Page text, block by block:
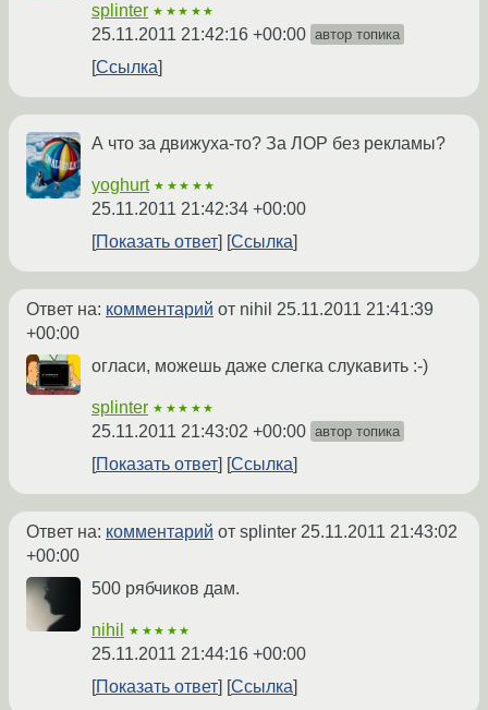
splinter ★★★★★
25.11.2011 21:42:16 +00:00 автор топика
Ссылка
А что за движуха-то? За ЛОР без рекламы?
yoghurt ★★★★★
25.11.2011 21:42:34 +00:00
Показать ответ
Ссылка
Ответ на: комментарий от nihil 25.11.2011 21:41:39
+00:00
огласи, можешь даже слегка слукавить :-)
splinter ★★★★★
25.11.2011 21:43:02 +00:00 автор топика
Показать ответ Ссылка
Ответ на: комментарий от splinter 25.11.2011 21:43:02
+00:00
500 рябчиков дам.
nihil ★★★★★
25.11.2011 21:44:16 +00:00
Показать ответ
Ссылка